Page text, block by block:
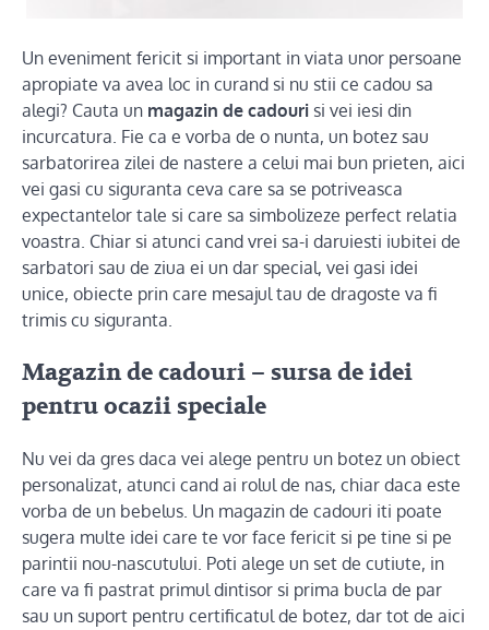
Un eveniment fericit si important in viata unor persoane
apropiate va avea loc in curand si nu stii ce cadou sa
alegi? Cauta un magazin de cadouri si vei iesi din
incurcatura. Fie ca e vorba de o nunta, un botez sau
sarbatorirea zilei de nastere a celui mai bun prieten, aici
vei gasi cu siguranta ceva care sa se potriveasca
expectantelor tale si care sa simbolizeze perfect relatia
voastra. Chiar si atunci cand vrei sa-i daruiesti iubitei de
sarbatori sau de ziua ei un dar special, vei gasi idei
unice, obiecte prin care mesajul tau de dragoste va fi
trimis cu siguranta.
Magazin de cadouri – sursa de idei
pentru ocazii speciale
Nu vei da gres daca vei alege pentru un botez un obiect
personalizat, atunci cand ai rolul de nas, chiar daca este
vorba de un bebelus. Un magazin de cadouri iti poate
sugera multe idei care te vor face fericit si pe tine si pe
parintii nou-nascutului. Poti alege un set de cutiute, in
care va fi pastrat primul dintisor si prima bucla de par
sau un suport pentru certificatul de botez, dar tot de aici